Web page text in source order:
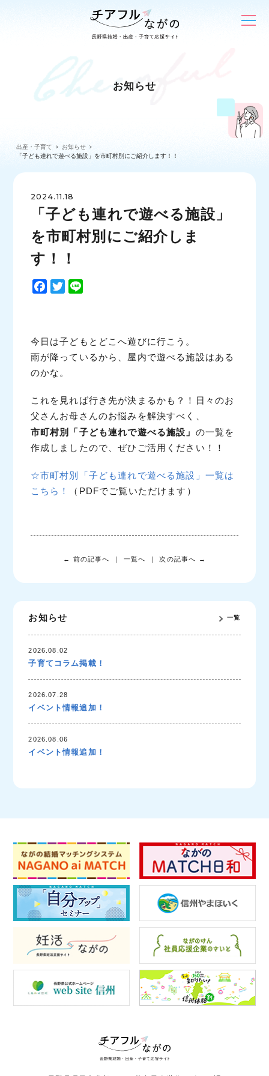
お知らせ
出産・子育て
お知らせ
「子ども連れで遊べる施設」を市町村別にご紹介します！！
2024.11.18
「子ども連れで遊べる施設」
を市町村別にご紹介しま
す！！
F
b
o
o
T
t
e
今日は子どもとどこへ遊びに行こう。
雨が降っているから、屋内で遊べる施設はある
のかな。
これを見れば行き先が決まるかも？！日々のお
父さんお母さんのお悩みを解決すべく、
市町村別「子ども連れで遊べる施設」 の一覧を
作成しましたので、ぜひご活用ください！！
☆市町村別「子ども連れで遊べる施設」一覧は
こちら！
（PDFでご覧いただけます）
← 前の記事へ 一覧へ 次の記事へ →
お知らせ 一覧
2026.08.02
子育てコラム掲載！
2026.07.28
イベント情報追加！
2026.08.06
イベント情報追加！